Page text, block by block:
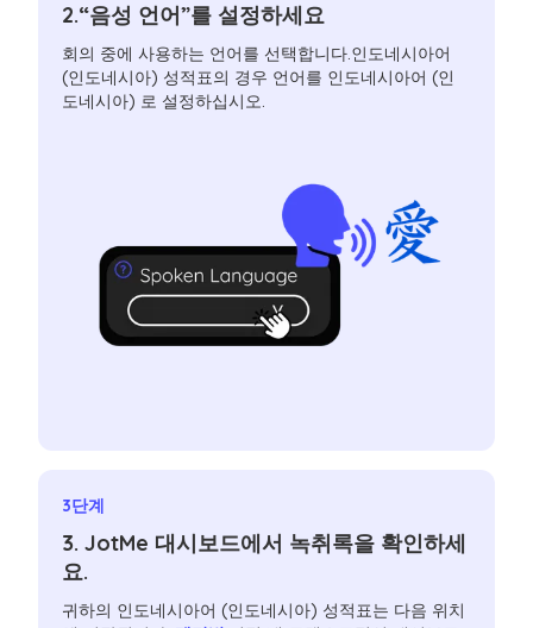
2.“음성 언어”를 설정하세요
회의 중에 사용하는 언어를 선택합니다.인도네시아어
(인도네시아) 성적표의 경우 언어를 인도네시아어 (인
도네시아) 로 설정하십시오.
3단계
3. JotMe 대시보드에서 녹취록을 확인하세
요.
귀하의 인도네시아어 (인도네시아) 성적표는 다음 위치